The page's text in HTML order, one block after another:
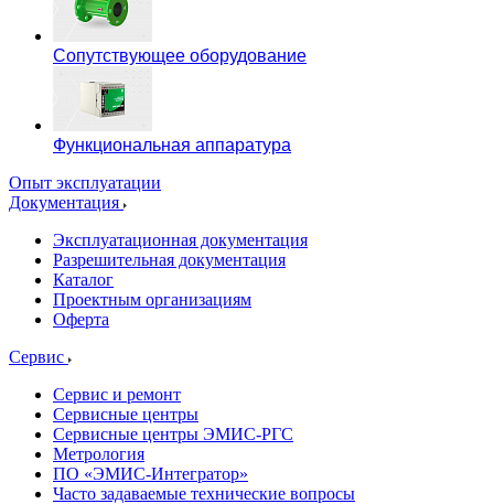
Сопутствующее оборудование
Функциональная аппаратура
Опыт эксплуатации
Документация
Эксплуатационная документация
Разрешительная документация
Каталог
Проектным организациям
Оферта
Сервис
Сервис и ремонт
Сервисные центры
Сервисные центры ЭМИС-РГС
Метрология
ПО «ЭМИС-Интегратор»
Часто задаваемые технические вопросы